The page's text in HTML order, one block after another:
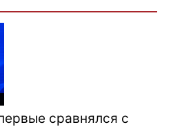
сравнялся с